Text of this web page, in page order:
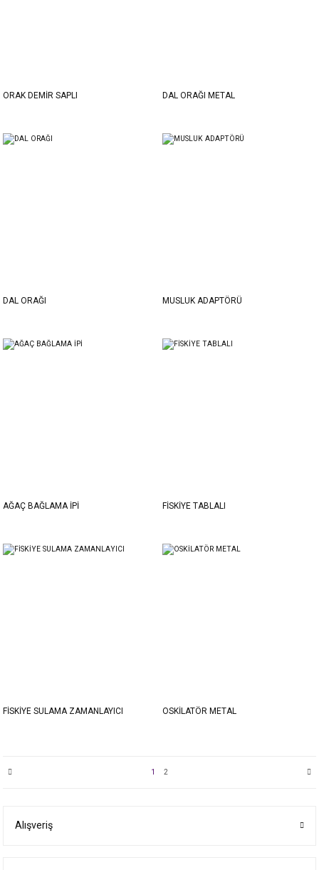
ORAK DEMİR SAPLI DAL ORAĞI METAL
DAL ORAĞI MUSLUK ADAPTÖRÜ
AĞAÇ BAĞLAMA İPİ FİSKİYE TABLALI
FİSKİYE SULAMA ZAMANLAYICI OSKİLATÖR METAL
1 2
Alışveriş